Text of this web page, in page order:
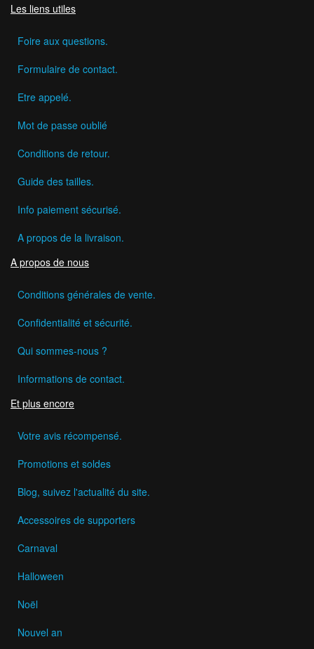
Les liens utiles
Foire aux questions.
Formulaire de contact.
Etre appelé.
Mot de passe oublié
Conditions de retour.
Guide des tailles.
Info paiement sécurisé.
A propos de la livraison.
A propos de nous
Conditions générales de vente.
Confidentialité et sécurité.
Qui sommes-nous ?
Informations de contact.
Et plus encore
Votre avis récompensé.
Promotions et soldes
Blog, suivez l'actualité du site.
Accessoires de supporters
Carnaval
Halloween
Noël
Nouvel an